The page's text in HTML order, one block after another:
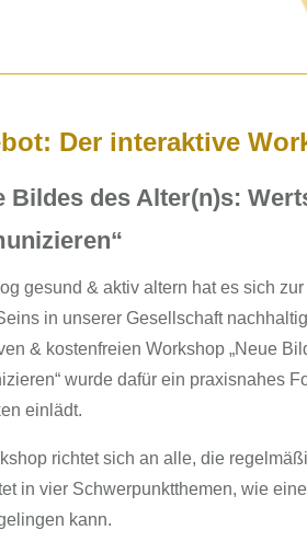
Der interaktive
Bildes des Alter(n)s:
gesund & aktiv altern hat es sich
in unserer Gesellschaft
& kostenfreien Workshop „Neue
wurde dafür ein praxisnahes
einlädt.
richtet sich an alle, die
in vier Schwerpunktthemen, wie
kann.